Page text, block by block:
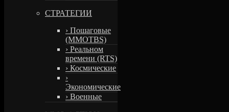
СТРАТЕГИИ
› Пошаговые
(MMOTBS)
› Реальном
времени (RTS)
› Космические
›
Экономические
› Военные